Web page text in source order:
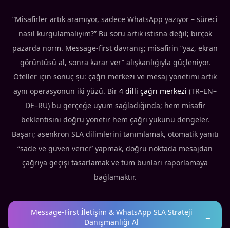
“Misafirler artık aramıyor, sadece WhatsApp yazıyor – süreci
nasıl kurgulamalıyım?” Bu soru artık istisna değil; birçok
pazarda norm. Message-first davranış; misafirin “yaz, ekran
görüntüsü al, sonra karar ver” alışkanlığıyla güçleniyor.
Oteller için sonuç şu: çağrı merkezi ve mesaj yönetimi artık
aynı operasyonun iki yüzü. Bir 4 dilli çağrı merkezi (TR–EN–
DE–RU) bu gerçeğe uyum sağladığında; hem misafir
beklentisini doğru yönetir hem çağrı yükünü dengeler.
Başarı; asenkron SLA dilimlerini tanımlamak, otomatik yanıtı
“sade ve güven verici” yapmak, doğru noktada mesajdan
çağrıya geçişi tasarlamak ve tüm bunları raporlamaya
bağlamaktır.
Message-First İletişim & WhatsApp SLA Strateji
Danışmanlığı Al
→